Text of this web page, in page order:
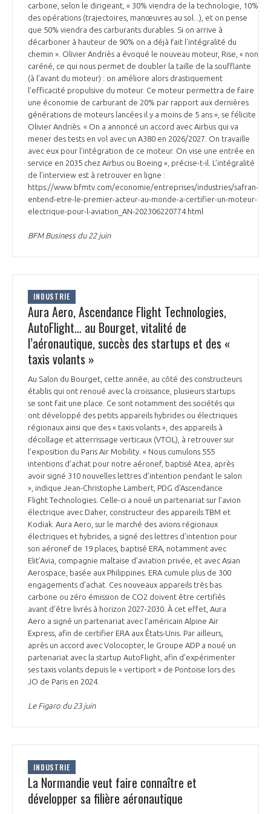
carbone, selon le dirigeant, « 30% viendra de la technologie, 10%
des opérations (trajectoires, manœuvres au sol...), et on pense
que 50% viendra des carburants durables. Si on arrive à
décarboner à hauteur de 90% on a déjà fait l'intégralité du
chemin ». Olivier Andriès a évoqué le nouveau moteur, Rise, « non
caréné, ce qui nous permet de doubler la taille de la soufflante
(à l'avant du moteur) : on améliore alors drastiquement
l'efficacité propulsive du moteur. Ce moteur permettra de faire
une économie de carburant de 20% par rapport aux dernières
générations de moteurs lancées il y a moins de 5 ans », se félicite
Olivier Andriès. « On a annoncé un accord avec Airbus qui va
mener des tests en vol avec un A380 en 2026/2027. On travaille
avec eux pour l'intégration de ce moteur. On vise une entrée en
service en 2035 chez Airbus ou Boeing », précise-t-il. L’intégralité
de l’interview est à retrouver en ligne :
https://www.bfmtv.com/economie/entreprises/industries/safran-
entend-etre-le-premier-acteur-au-monde-a-certifier-un-moteur-
electrique-pour-l-aviation_AN-202306220774.html
BFM Business du 22 juin
INDUSTRIE
Aura Aero, Ascendance Flight Technologies,
AutoFlight… au Bourget, vitalité de
l’aéronautique, succès des startups et des «
taxis volants »
Au Salon du Bourget, cette année, au côté des constructeurs
établis qui ont renoué avec la croissance, plusieurs startups
se sont fait une place. Ce sont notamment des sociétés qui
ont développé des petits appareils hybrides ou électriques
régionaux ainsi que des « taxis volants », des appareils à
décollage et atterrissage verticaux (VTOL), à retrouver sur
l’exposition du Paris Air Mobility. « Nous cumulons 555
intentions d’achat pour notre aéronef, baptisé Atea, après
avoir signé 310 nouvelles lettres d’intention pendant le salon
», indique Jean-Christophe Lambert, PDG d’Ascendance
Flight Technologies. Celle-ci a noué un partenariat sur l’avion
électrique avec Daher, constructeur des appareils TBM et
Kodiak. Aura Aero, sur le marché des avions régionaux
électriques et hybrides, a signé des lettres d’intention pour
son aéronef de 19 places, baptisé ERA, notamment avec
Elit’Avia, compagnie maltaise d’aviation privée, et avec Asian
Aerospace, basée aux Philippines. ERA cumule plus de 300
engagements d’achat. Ces nouveaux appareils très bas
carbone ou zéro émission de CO2 doivent être certifiés
avant d’être livrés à horizon 2027-2030. À cet effet, Aura
Aero a signé un partenariat avec l’américain Alpine Air
Express, afin de certifier ERA aux États-Unis. Par ailleurs,
après un accord avec Volocopter, le Groupe ADP a noué un
partenariat avec la startup AutoFlight, afin d’expérimenter
ses taxis volants depuis le « vertiport » de Pontoise lors des
JO de Paris en 2024.
Le Figaro du 23 juin
INDUSTRIE
La Normandie veut faire connaître et
développer sa filière aéronautique